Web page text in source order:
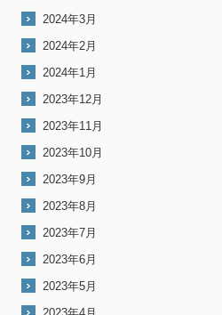
2024年3月
2024年2月
2024年1月
2023年12月
2023年11月
2023年10月
2023年9月
2023年8月
2023年7月
2023年6月
2023年5月